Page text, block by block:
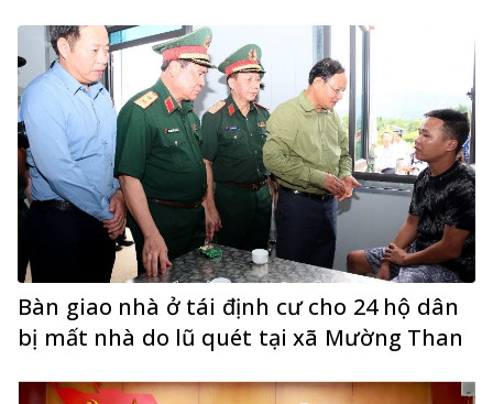
Bàn giao nhà ở tái định cư cho 24 hộ dân
bị mất nhà do lũ quét tại xã Mường Than